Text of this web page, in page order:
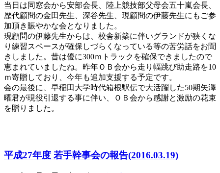
当日は同窓会から安部会長、陸上競技部父母会五十嵐会長、
歴代顧問の金田先生、深谷先生、現顧問の伊藤先生にもご参
加頂き賑やかな会となりました。
現顧問の伊藤先生からは、校舎新築に伴いグランドが狭くな
り練習スペースが確保しづらくなっている等の苦労話をお聞
きしました。昔は優に300ｍトラックを確保できましたので
恵まれていましたね。昨年ＯＢ会から走り幅跳び助走路を10
ｍ寄贈しており、今年も追加支援する予定です。
会の最後に、早稲田大学時代箱根駅伝で大活躍した50期矢澤
曜君が現役引退する事に伴い、ＯＢ会から感謝と激励の花束
を贈りました。
平成27年度 若手幹事会の報告(2016.03.19)